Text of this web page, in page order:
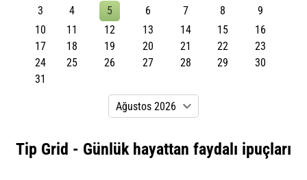
3
4 5 6 7 8
9
10
11 12 13 14 15
16
17
18 19 20 21 22
23
24
25 26 27 28 29
30
31
Tip Grid - Günlük hayattan faydalı ipuçları